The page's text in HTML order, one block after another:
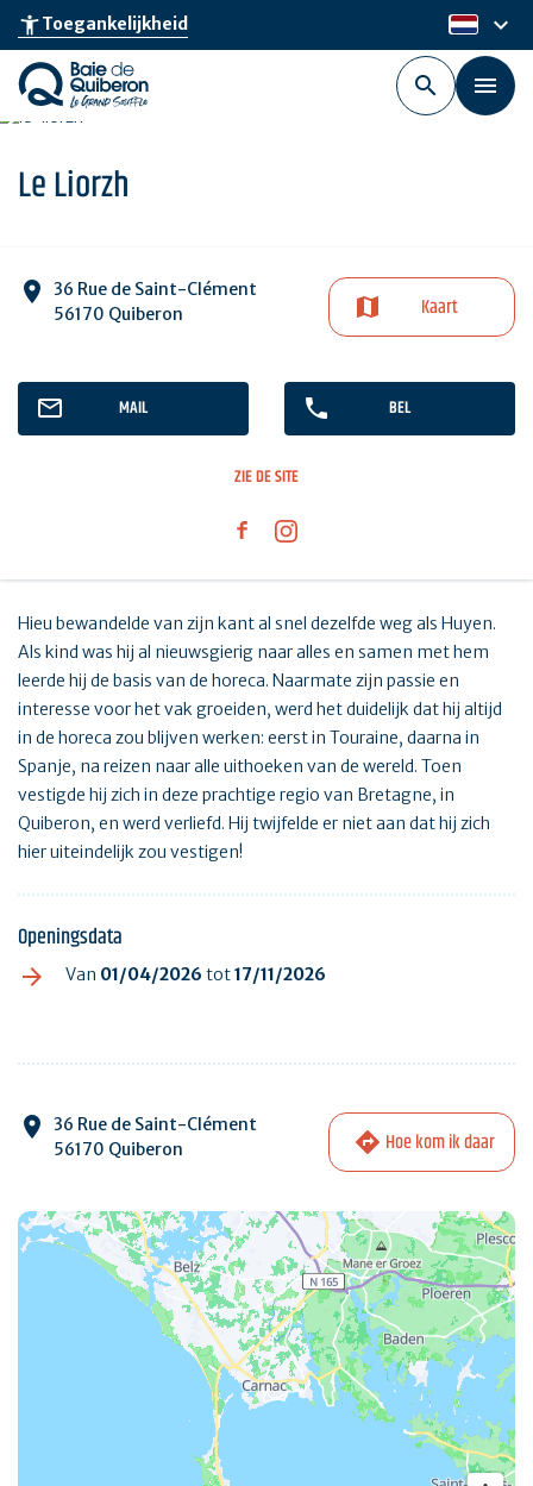
Skip
main
content
accessibility_newToegankelijkheid nl
keyboard_arrow_down
Le Liorzh
36 Rue de Saint-Clément
56170 Quiberon
Kaart
MAIL BEL
ZIE DE SITE
Hieu bewandelde van zijn kant al snel dezelfde weg als Huyen.
Als kind was hij al nieuwsgierig naar alles en samen met hem
leerde hij de basis van de horeca. Naarmate zijn passie en
interesse voor het vak groeiden, werd het duidelijk dat hij altijd
in de horeca zou blijven werken: eerst in Touraine, daarna in
Spanje, na reizen naar alle uithoeken van de wereld. Toen
vestigde hij zich in deze prachtige regio van Bretagne, in
Quiberon, en werd verliefd. Hij twijfelde er niet aan dat hij zich
hier uiteindelijk zou vestigen!
Openingsdata
Van 01/04/2026 tot17/11/2026
36 Rue de Saint-Clément
56170 Quiberon
Hoe kom ik daar